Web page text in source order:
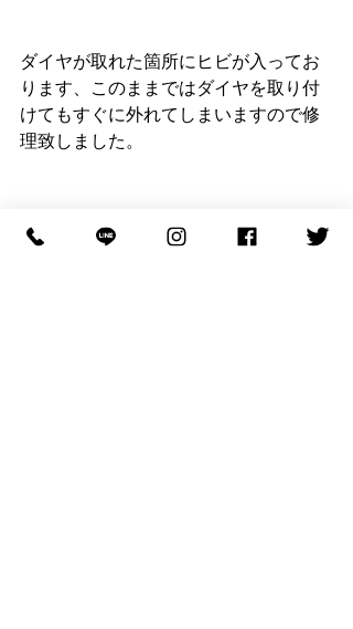
ダイヤが取れた箇所にヒビが入ってお
ります、このままではダイヤを取り付
けてもすぐに外れてしまいますので修
理致しました。